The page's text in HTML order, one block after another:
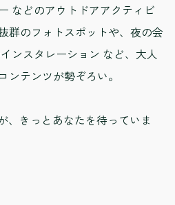
などのアウトドアアクティビ
群のフォトスポットや、夜の会
ンスタレーション など、大人
ンテンツが勢ぞろい。
、きっとあなたを待っていま